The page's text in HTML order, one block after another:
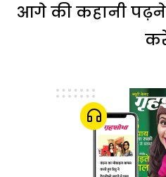
आगे की कहानी पढ़ने